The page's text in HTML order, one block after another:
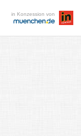
in Konzession von